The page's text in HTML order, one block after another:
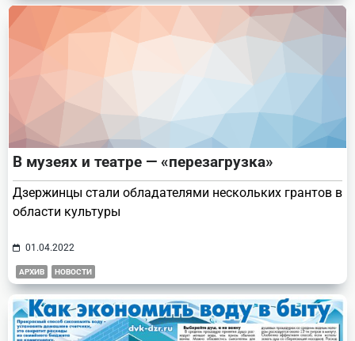
В музеях и театре — «перезагрузка»
Дзержинцы стали обладателями нескольких грантов в
области культуры
01.04.2022
АРХИВ НОВОСТИ